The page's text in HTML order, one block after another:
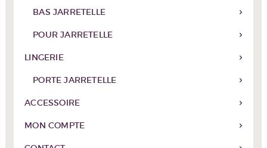
BAS JARRETELLE
POUR JARRETELLE
LINGERIE
PORTE JARRETELLE
ACCESSOIRE
MON COMPTE